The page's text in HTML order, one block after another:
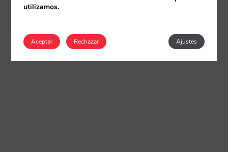
utilizamos.
Aceptar Ajustes
Rechazar